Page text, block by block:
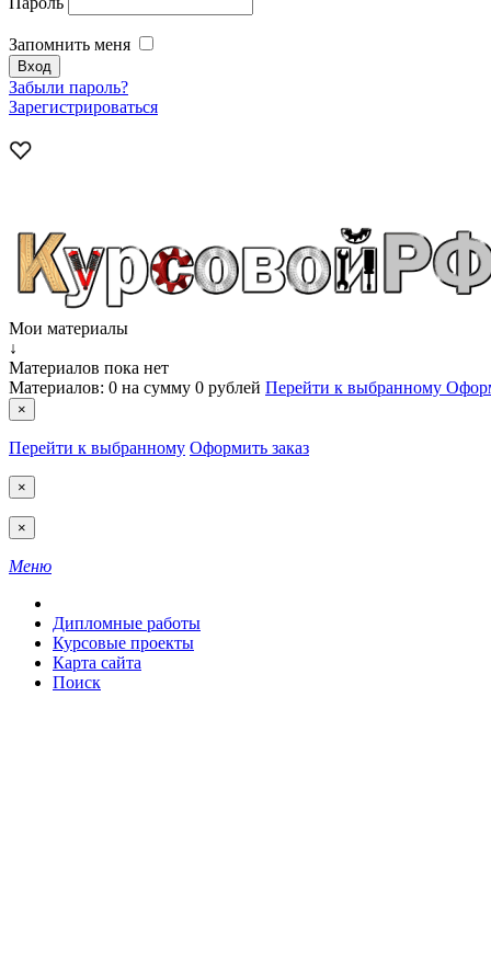
Запомнить меня
Забыли пароль?
Зарегистрироваться
Мои материалы
↓
Материалов пока нет
Материалов: 0 на сумму 0 рублей Перейти к выбранному
×
Перейти к выбранному Оформить заказ
×
×
Меню
Дипломные работы
Курсовые проекты
Карта сайта
Поиск